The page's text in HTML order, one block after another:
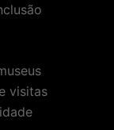
visitas